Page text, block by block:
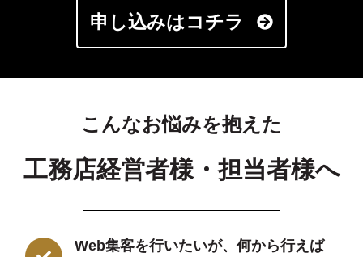
申し込みはコチラ
こんなお悩みを抱えた
工務店経営者様・担当者様へ
Web集客を行いたいが、何から行えば